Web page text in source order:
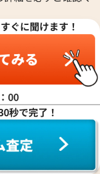
ぐに聞けます！
00
秒で完了！